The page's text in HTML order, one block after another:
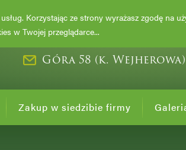
DRZEWA I
Góra 58 (k. Wejherowa)
Zakup w siedzibie firmy
Korzystając ze strony wyrażasz zgodę na
w Twojej przeglądarce...